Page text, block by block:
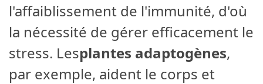
l'affaiblissement de l'immunité, d'où
la nécessité de gérer efficacement le
stress. Lesplantes adaptogènes,
par exemple, aident le corps et